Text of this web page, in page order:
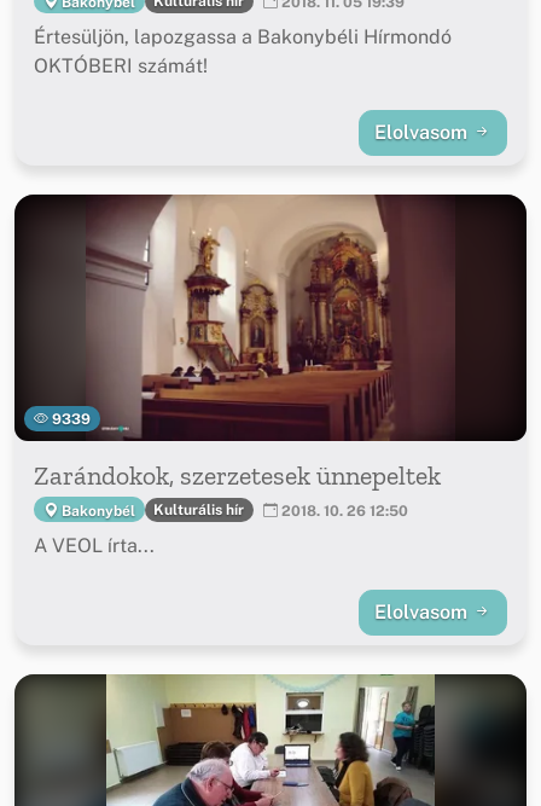
Értesüljön, lapozgassa a Bakonybéli Hírmondó
OKTÓBERI számát!
Elolvasom
9339
Zarándokok, szerzetesek ünnepeltek
Bakonybél Kulturális hír 2018. 10. 26 12:50
A VEOL írta...
Elolvasom